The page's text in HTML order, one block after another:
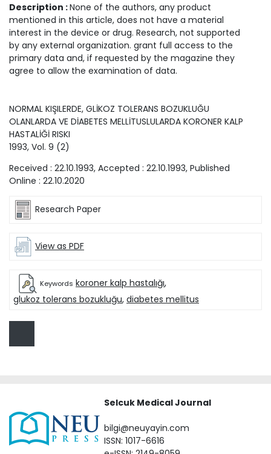
Description :None of the authors, any product
mentioned in this article, does not have a material
interest in the device or drug. Research, not supported
by any external organization. grant full access to the
primary data and, if requested by the magazine they
agree to allow the examination of data.
NORMAL KIŞILERDE, GLİKOZ TOLERANS BOZUKLUĞU
OLANLARDA VE DİABETES MELLİTUSLULARDA KORONER KALP
HASTALİĞİ RISKI
1993, Vol. 9 (2)
Received : 22.10.1993, Accepted : 22.10.1993, Published
Online : 22.10.2020
Research Paper
View as PDF
Keywords koroner kalp hastalığı,
glukoz tolerans bozukluğu, diabetes mellitus
Selcuk Medical Journal
bilgi@neuyayin.com
ISSN: 1017-6616